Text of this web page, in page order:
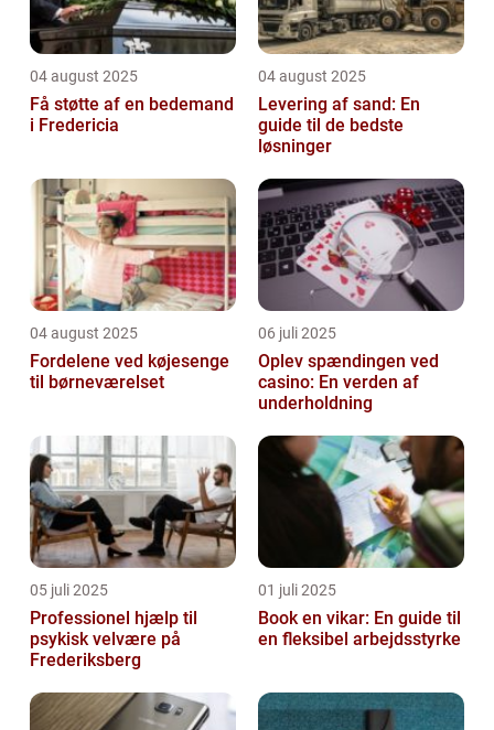
04 august 2025
Få støtte af en bedemand
i Fredericia
04 august 2025
Levering af sand: En
guide til de bedste
løsninger
04 august 2025
Fordelene ved køjesenge
til børneværelset
06 juli 2025
Oplev spændingen ved
casino: En verden af
underholdning
05 juli 2025
Professionel hjælp til
psykisk velvære på
Frederiksberg
01 juli 2025
Book en vikar: En guide til
en fleksibel arbejdsstyrke